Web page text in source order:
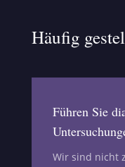
Häufig
Führen Sie
Wir sind nicht